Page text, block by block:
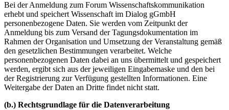
Bei der Anmeldung zum Forum Wissenschaftskommunikation
erhebt und speichert Wissenschaft im Dialog gGmbH
personenbezogene Daten. Sie werden vom Zeitpunkt der
Anmeldung bis zum Versand der Tagungsdokumentation im
Rahmen der Organisation und Umsetzung der Veranstaltung gemäß
den gesetzlichen Bestimmungen verarbeitet. Welche
personenbezogenen Daten dabei an uns übermittelt und gespeichert
werden, ergibt sich aus der jeweiligen Eingabemaske und den bei
der Registrierung zur Verfügung gestellten Informationen. Eine
Weitergabe der Daten an Dritte findet nicht statt.
(b.) Rechtsgrundlage für die Datenverarbeitung